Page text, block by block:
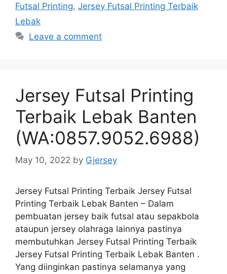
Futsal Printing, Jersey Futsal Printing Terbaik
Lebak
Leave a comment
Jersey Futsal Printing
Terbaik Lebak Banten
(WA:0857.9052.6988)
May 10, 2022 by Gjersey
Jersey Futsal Printing Terbaik Jersey Futsal
Printing Terbaik Lebak Banten – Dalam
pembuatan jersey baik futsal atau sepakbola
ataupun jersey olahraga lainnya pastinya
membutuhkan Jersey Futsal Printing Terbaik
Jersey Futsal Printing Terbaik Lebak Banten .
Yang diinginkan pastinya selamanya yang